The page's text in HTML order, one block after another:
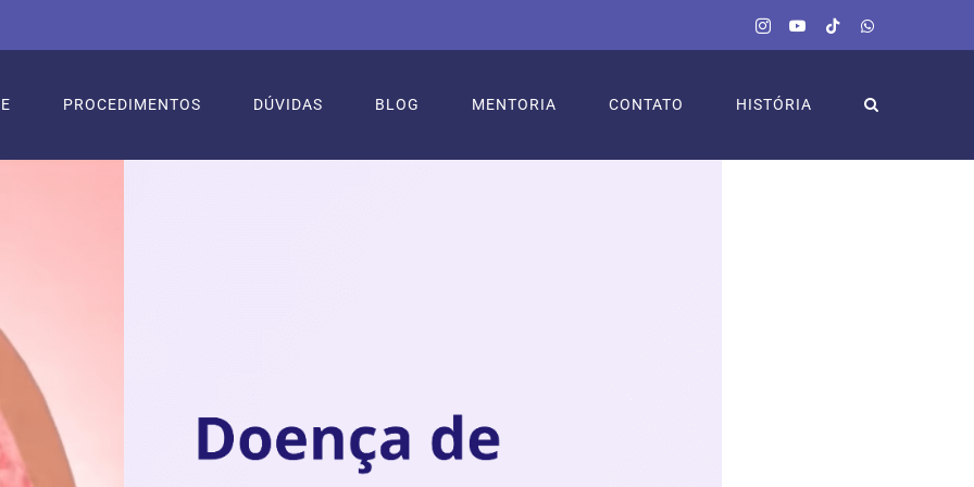
InstagramYouTubeTiktokWhatsApp
PROCEDIMENTOS DÚVIDAS BLOG MENTORIA CONTATO HISTÓRIA